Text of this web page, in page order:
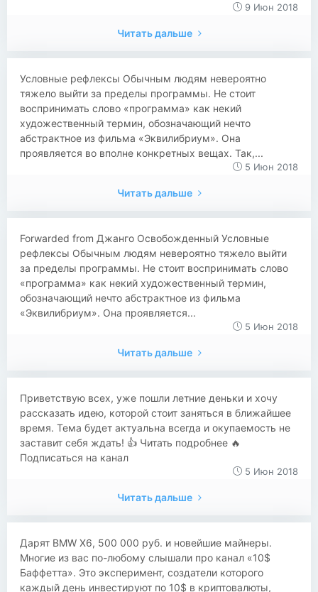
9 Июн 2018
Читать дальше
​​Условные рефлексы Обычным людям невероятно
тяжело выйти за пределы программы. Не стоит
воспринимать слово «программа» как некий
художественный термин, обозначающий нечто
абстрактное из фильма «Эквилибриум». Она
проявляется во вполне конкретных вещах. Так,...
5 Июн 2018
Читать дальше
​​Forwarded from Джанго Освобожденный Условные
рефлексы Обычным людям невероятно тяжело выйти
за пределы программы. Не стоит воспринимать слово
«программа» как некий художественный термин,
обозначающий нечто абстрактное из фильма
«Эквилибриум». Она проявляется...
5 Июн 2018
Читать дальше
Приветствую всех, уже пошли летние деньки и хочу
рассказать идею, которой стоит заняться в ближайшее
время. Тема будет актуальна всегда и окупаемость не
заставит себя ждать! 👍 Читать подробнее 🔥
Подписаться на канал
5 Июн 2018
Читать дальше
Дарят BMW X6, 500 000 руб. и новейшие майнеры.
Многие из вас по-любому слышали про канал «10$
Баффетта». Это эксперимент, создатели которого
каждый день инвестируют по 10$ в криптовалюты,